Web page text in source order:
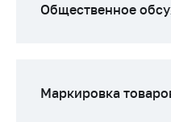
Сообщить о росте
цен
Общественное
Маркировка